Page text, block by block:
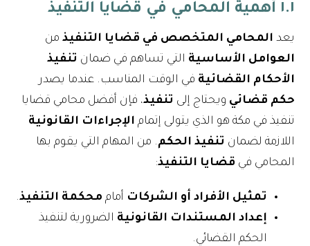
١.١ أهمية المحامي في قضايا التنفيذ
يعد المحامي المتخصص في قضايا التنفيذ من
العوامل الأساسية التي تساهم في ضمان تنفيذ
الأحكام القضائية في الوقت المناسب. عندما يصدر
حكم قضائي ويحتاج إلى تنفيذ، فإن أفضل محامي قضايا
تنفيذ في مكة هو الذي يتولى إتمام الإجراءات القانونية
اللازمة لضمان تنفيذ الحكم. من المهام التي يقوم بها
المحامي في قضايا التنفيذ:
تمثيل الأفراد أو الشركات أمام محكمة التنفيذ.
إعداد المستندات القانونية الضرورية لتنفيذ
الحكم القضائي.